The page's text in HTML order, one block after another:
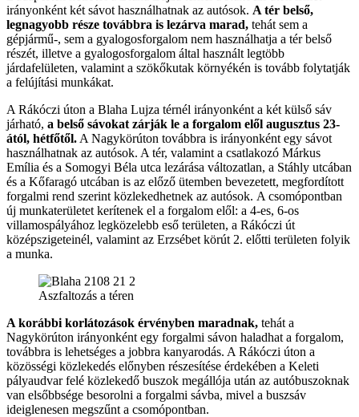
irányonként két sávot használhatnak az autósok. A tér belső,
legnagyobb része továbbra is lezárva marad, tehát sem a
gépjármű-, sem a gyalogosforgalom nem használhatja a tér belső
részét, illetve a gyalogosforgalom által használt legtöbb
járdafelületen, valamint a szökőkutak környékén is tovább folytatják
a felújítási munkákat.
A Rákóczi úton a Blaha Lujza térnél irányonként a két külső sáv
járható, a belső sávokat zárják le a forgalom elől augusztus 23-
ától, hétfőtől. A Nagykörúton továbbra is irányonként egy sávot
használhatnak az autósok. A tér, valamint a csatlakozó Márkus
Emília és a Somogyi Béla utca lezárása változatlan, a Stáhly utcában
és a Kőfaragó utcában is az előző ütemben bevezetett, megfordított
forgalmi rend szerint közlekedhetnek az autósok. A csomópontban
új munkaterületet kerítenek el a forgalom elől: a 4-es, 6-os
villamospályához legközelebb eső területen, a Rákóczi út
középszigeteinél, valamint az Erzsébet körút 2. előtti területen folyik
a munka.
Aszfaltozás a téren
A korábbi korlátozások érvényben maradnak, tehát a
Nagykörúton irányonként egy forgalmi sávon haladhat a forgalom,
továbbra is lehetséges a jobbra kanyarodás. A Rákóczi úton a
közösségi közlekedés előnyben részesítése érdekében a Keleti
pályaudvar felé közlekedő buszok megállója után az autóbuszoknak
van elsőbbsége besorolni a forgalmi sávba, mivel a buszsáv
ideiglenesen megszűnt a csomópontban.